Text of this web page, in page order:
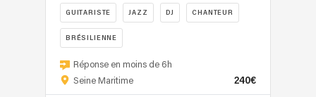
Mangabey
vous
propose
des
animations
GUITARISTE JAZZ DJ CHANTEUR
BRÉSILIENNE
Vous
souhaitez
Réponse en moins de 6h
Seine Maritime
240€